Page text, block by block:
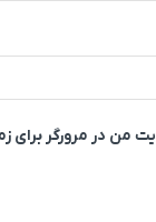
من در مرورگر